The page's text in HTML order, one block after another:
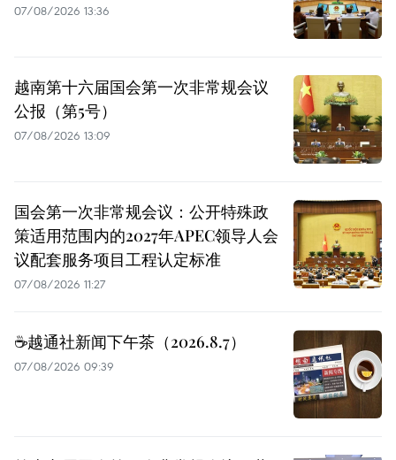
07/08/2026 13:36
越南第十六届国会第一次非常规会议
公报（第5号）
07/08/2026 13:09
国会第一次非常规会议：公开特殊政
策适用范围内的2027年APEC领导人会
议配套服务项目工程认定标准
07/08/2026 11:27
☕️越通社新闻下午茶（2026.8.7）
07/08/2026 09:39